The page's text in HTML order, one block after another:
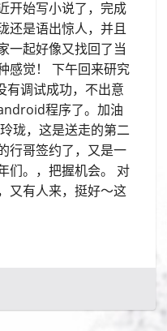
开始写小说了，完成
还是语出惊人，并且
一起好像又找回了当
感觉！ 下午回来研究
调试成功，不出意
程序了。加油
珑，这是送走的第二
行哥签约了，又是一
们。，把握机会。 对
又有人来，挺好～这